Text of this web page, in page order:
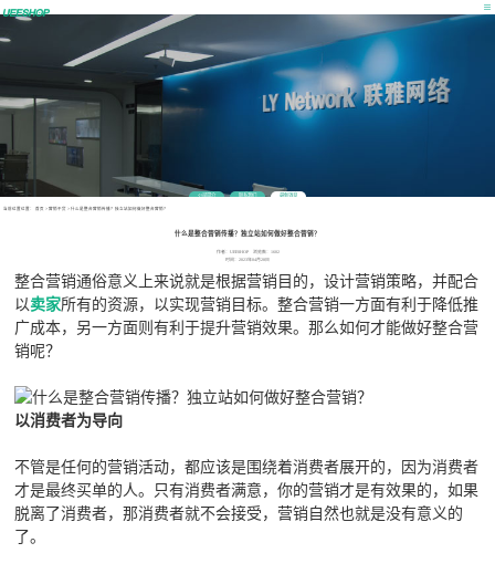
公司简介 联系我们 最新消息
当前位置位置： 首页 > 营销干货> 什么是整合营销传播？独立站如何做好整合营销？
什么是整合营销传播？独立站如何做好整合营销？
作者：UEESHOP 浏览数：1602
时间：2023年04月28日
整合营销通俗意义上来说就是根据营销目的，设计营销策略，并配合
以卖家所有的资源，以实现营销目标。整合营销一方面有利于降低推
广成本，另一方面则有利于提升营销效果。那么如何才能做好整合营
销呢？
以消费者为导向
不管是任何的营销活动，都应该是围绕着消费者展开的，因为消费者
才是最终买单的人。只有消费者满意，你的营销才是有效果的，如果
脱离了消费者，那消费者就不会接受，营销自然也就是没有意义的
了。